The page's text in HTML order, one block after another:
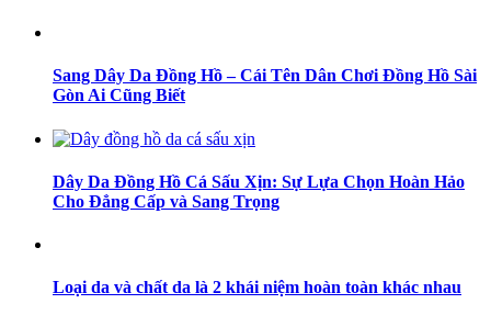
Sang Dây Da Đồng Hồ – Cái Tên Dân Chơi Đồng Hồ Sài
Gòn Ai Cũng Biết
Dây Da Đồng Hồ Cá Sấu Xịn: Sự Lựa Chọn Hoàn Hảo
Cho Đẳng Cấp và Sang Trọng
Loại da và chất da là 2 khái niệm hoàn toàn khác nhau